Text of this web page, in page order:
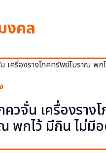
งคล
วจั่น เครื่องราง
พกไว้ มีกิน ไม่มี